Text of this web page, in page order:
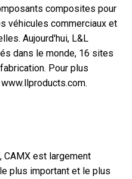
composites pour
véhicules commerciaux et
Aujourd'hui, L&L
dans le monde, 16 sites
Pour plus
CAMX est largement
plus important et le plus